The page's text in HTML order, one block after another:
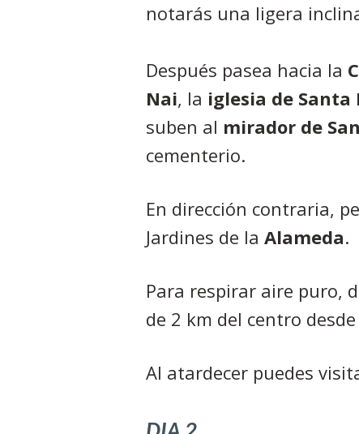
notarás una ligera
Después pasea hacia la
Nai, la iglesia de Santa
suben al mirador de
cementerio.
En dirección contraria,
Jardines de la Alameda.
Para respirar aire puro,
de 2 km del centro
Al atardecer puedes